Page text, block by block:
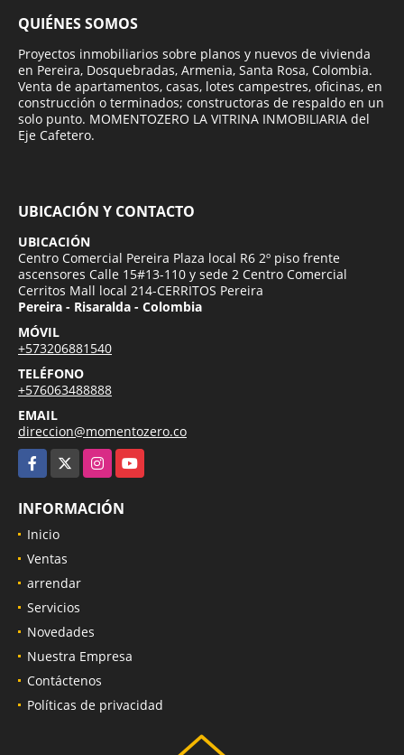
QUIÉNES SOMOS
Proyectos inmobiliarios sobre planos y nuevos de vivienda
en Pereira, Dosquebradas, Armenia, Santa Rosa, Colombia.
Venta de apartamentos, casas, lotes campestres, oficinas, en
construcción o terminados; constructoras de respaldo en un
solo punto. MOMENTOZERO LA VITRINA INMOBILIARIA del
Eje Cafetero.
UBICACIÓN Y CONTACTO
UBICACIÓN
Centro Comercial Pereira Plaza local R6 2º piso frente
ascensores Calle 15#13-110 y sede 2 Centro Comercial
Cerritos Mall local 214-CERRITOS Pereira
Pereira - Risaralda - Colombia
MÓVIL
+573206881540
TELÉFONO
+576063488888
EMAIL
direccion@momentozero.co
Facebook
InstagramYouTube
INFORMACIÓN
Inicio
Ventas
arrendar
Servicios
Novedades
Nuestra Empresa
Contáctenos
Políticas de privacidad